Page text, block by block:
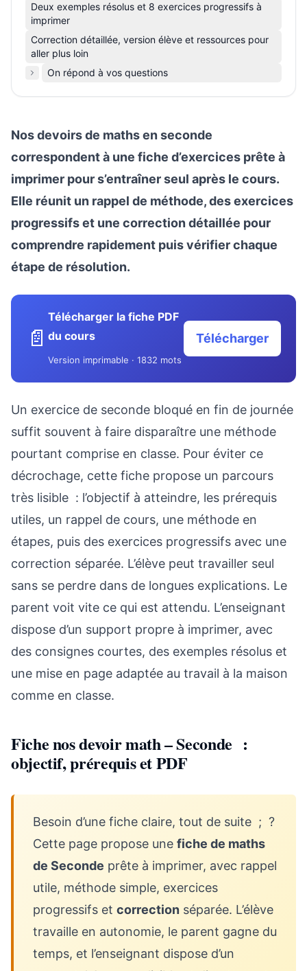
Deux exemples résolus et 8 exercices progressifs à
imprimer
Correction détaillée, version élève et ressources pour
aller plus loin
On répond à vos questions
Nos devoirs de maths en seconde
correspondent à une fiche d’exercices prête à
imprimer pour s’entraîner seul après le cours.
Elle réunit un rappel de méthode, des exercices
progressifs et une correction détaillée pour
comprendre rapidement puis vérifier chaque
étape de résolution.
📄
Télécharger la fiche PDF
du cours
Version imprimable · 1832 mots
Télécharger
Un exercice de seconde bloqué en fin de journée
suffit souvent à faire disparaître une méthode
pourtant comprise en classe. Pour éviter ce
décrochage, cette fiche propose un parcours
très lisible : l’objectif à atteindre, les prérequis
utiles, un rappel de cours, une méthode en
étapes, puis des exercices progressifs avec une
correction séparée. L’élève peut travailler seul
sans se perdre dans de longues explications. Le
parent voit vite ce qui est attendu. L’enseignant
dispose d’un support propre à imprimer, avec
des consignes courtes, des exemples résolus et
une mise en page adaptée au travail à la maison
comme en classe.
Fiche nos devoir math – Seconde :
objectif, prérequis et PDF
Besoin d’une fiche claire, tout de suite ; ?
Cette page propose une fiche de maths
de Seconde prête à imprimer, avec rappel
utile, méthode simple, exercices
progressifs et correction séparée. L’élève
travaille en autonomie, le parent gagne du
temps, et l’enseignant dispose d’un